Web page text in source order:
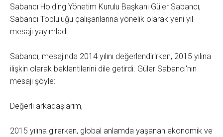
Sabancı Holding Yönetim Kurulu Başkanı Güler Sabancı,
Sabancı Topluluğu çalışanlarına yönelik olarak yeni yıl
mesajı yayımladı.
Sabancı, mesajında 2014 yılını değerlendirirken, 2015 yılına
ilişkin olarak beklentilerini dile getirdi. Güler Sabancı'nın
mesajı şöyle:
Değerli arkadaşlarım,
2015 yılına girerken, global anlamda yaşanan ekonomik ve